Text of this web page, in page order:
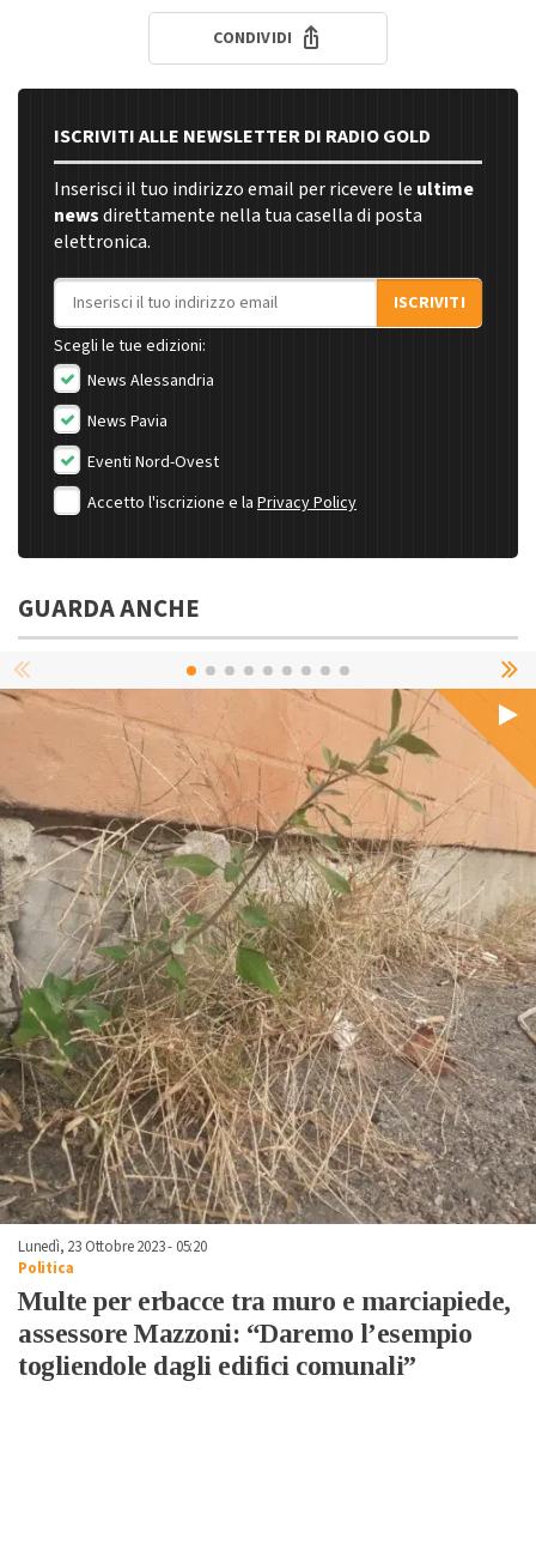
CONDIVIDI
ISCRIVITI ALLE NEWSLETTER DI RADIO GOLD
Inserisci il tuo indirizzo email per ricevere le ultime
newsdirettamente nella tua casella di posta
elettronica.
Indirizzo email
ISCRIVITI
Scegli le tue edizioni:
News Alessandria
News Pavia
Eventi Nord-Ovest
Accetto l'iscrizione e la Privacy Policy
GUARDA ANCHE
Lunedì, 23 Ottobre 2023 - 05:20
Politica
Multe per erbacce tra muro e marciapiede,
assessore Mazzoni: “Daremo l’esempio
togliendole dagli edifici comunali”